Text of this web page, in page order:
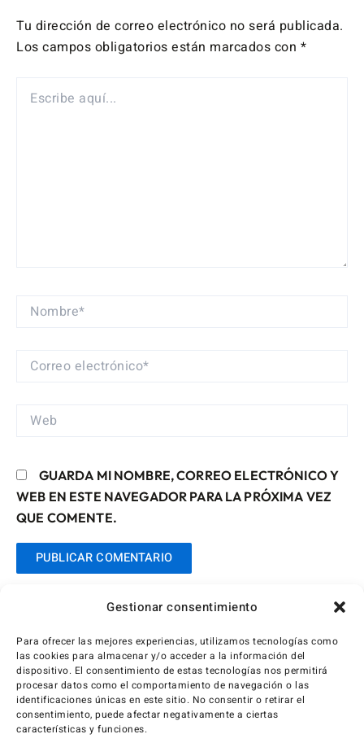
Gestionar consentimiento
Para ofrecer las mejores experiencias, utilizamos tecnologías como
las cookies para almacenar y/o acceder a la información del
dispositivo. El consentimiento de estas tecnologías nos permitirá
procesar datos como el comportamiento de navegación o las
identificaciones únicas en este sitio. No consentir o retirar el
consentimiento, puede afectar negativamente a ciertas
características y funciones.
Tu dirección de correo electrónico no será publicada.
Los campos obligatorios están marcados con *
AQUÍ...
NOMBRE*
CORREO
WEB
GUARDA MI NOMBRE, CORREO ELECTRÓNICO Y
WEB EN ESTE NAVEGADOR PARA LA PRÓXIMA VEZ
QUE COMENTE.